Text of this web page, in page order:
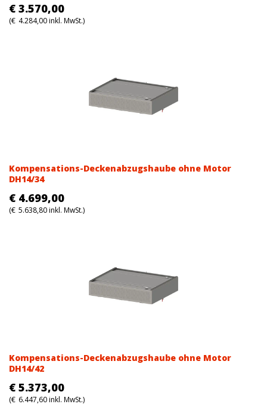
€ 3.570,00
(€ 4.284,00inkl. MwSt.)
Kompensations-Deckenabzugshaube ohne Motor
DH14/34
€ 4.699,00
(€ 5.638,80inkl. MwSt.)
Kompensations-Deckenabzugshaube ohne Motor
DH14/42
€ 5.373,00
(€ 6.447,60inkl. MwSt.)